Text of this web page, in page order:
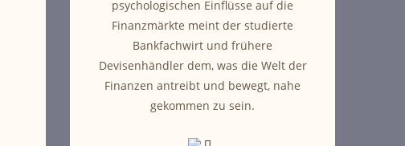
psychologischen Einflüsse auf die
Finanzmärkte meint der studierte
Bankfachwirt und frühere
Devisenhändler dem, was die Welt der
Finanzen antreibt und bewegt, nahe
gekommen zu sein.